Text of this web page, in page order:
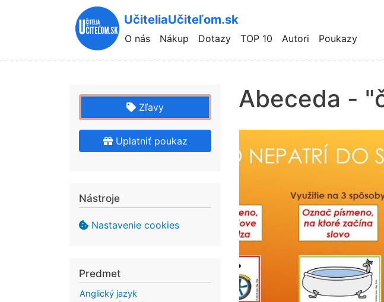
UčiteliaUčiteľom.sk
Hlavní
navigace
O nás Nákup Dotazy TOP 10 Autori Poukazy
Abeceda -
Zľavy
Uplatniť poukaz
Nástroje
Nastavenie cookies
Predmet
Anglický jazyk